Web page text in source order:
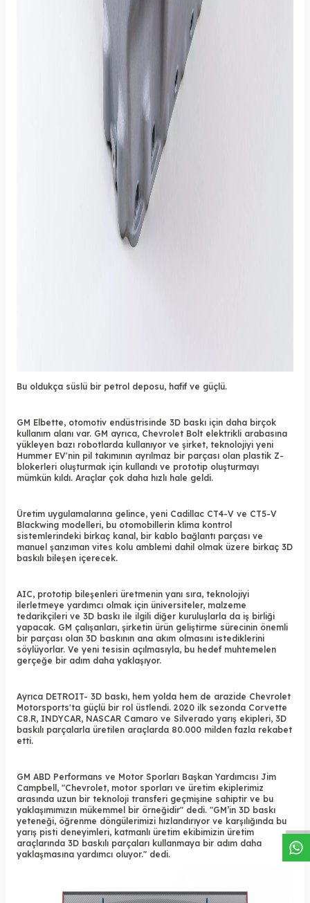
Bu oldukça süslü bir petrol deposu, hafif ve güçlü.
GM Elbette, otomotiv endüstrisinde 3D baskı için daha birçok
kullanım alanı var. GM ayrıca, Chevrolet Bolt elektrikli arabasına
yükleyen bazı robotlarda kullanıyor ve şirket, teknolojiyi yeni
Hummer EV'nin pil takımının ayrılmaz bir parçası olan plastik Z-
blokerleri oluşturmak için kullandı ve prototip oluşturmayı
mümkün kıldı. Araçlar çok daha hızlı hale geldi.
Üretim uygulamalarına gelince, yeni Cadillac CT4-V ve CT5-V
Blackwing modelleri, bu otomobillerin klima kontrol
sistemlerindeki birkaç kanal, bir kablo bağlantı parçası ve
manuel şanzıman vites kolu amblemi dahil olmak üzere birkaç 3D
baskılı bileşen içerecek.
AIC, prototip bileşenleri üretmenin yanı sıra, teknolojiyi
ilerletmeye yardımcı olmak için üniversiteler, malzeme
tedarikçileri ve 3D baskı ile ilgili diğer kuruluşlarla da iş birliği
yapacak. GM çalışanları, şirketin ürün geliştirme sürecinin önemli
bir parçası olan 3D baskının ana akım olmasını istediklerini
söylüyorlar. Ve yeni tesisin açılmasıyla, bu hedef muhtemelen
gerçeğe bir adım daha yaklaşıyor.
Ayrıca DETROIT- 3D baskı, hem yolda hem de arazide Chevrolet
Motorsports'ta güçlü bir rol üstlendi. 2020 ilk sezonda Corvette
C8.R, INDYCAR, NASCAR Camaro ve Silverado yarış ekipleri, 3D
baskılı parçalarla üretilen araçlarda 80.000 milden fazla rekabet
etti.
GM ABD Performans ve Motor Sporları Başkan Yardımcısı Jim
Campbell, "Chevrolet, motor sporları ve üretim ekiplerimiz
arasında uzun bir teknoloji transferi geçmişine sahiptir ve bu
yaklaşımımızın mükemmel bir örneğidir" dedi. "GM’in 3D baskı
yeteneği, öğrenme döngülerimizi hızlandırıyor ve karşılığında bu
yarış pisti deneyimleri, katmanlı üretim ekibimizin üretim
araçlarında 3D baskılı parçaları kullanmaya bir adım daha
yaklaşmasına yardımcı oluyor." dedi.